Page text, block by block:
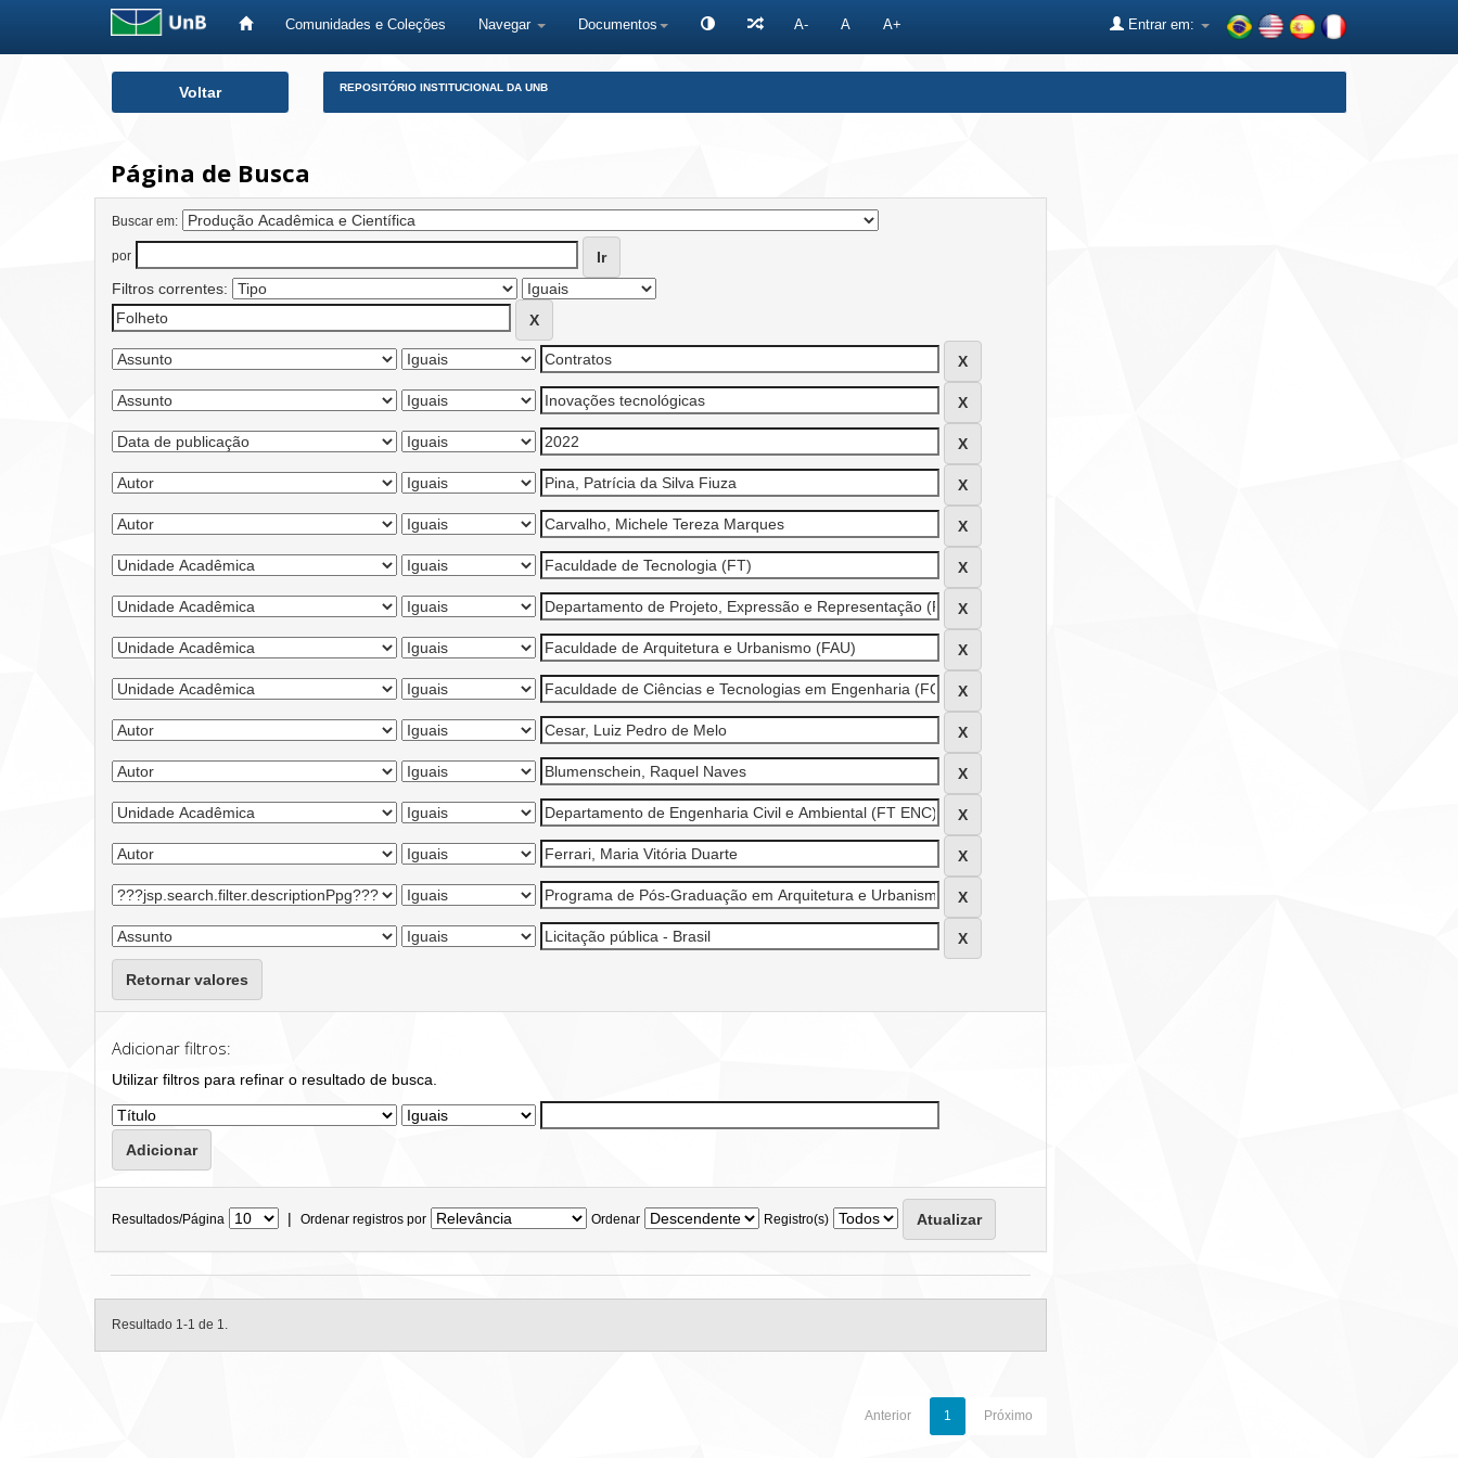
Comunidades e Coleções Navegar Documentos A- A A+ Entrar em:
Voltar REPOSITÓRIO INSTITUCIONAL DA UNB
Página de Busca
Buscar em:
por
Filtros correntes:
Retornar valores
Adicionar filtros:
Utilizar filtros para refinar o resultado de busca.
Resultados/Página | Ordenar registros por Ordenar Registro(s)
Resultado 1-1 de 1.
Anterior 1 Próximo